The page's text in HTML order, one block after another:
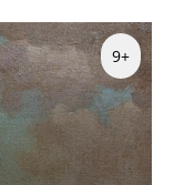
9+